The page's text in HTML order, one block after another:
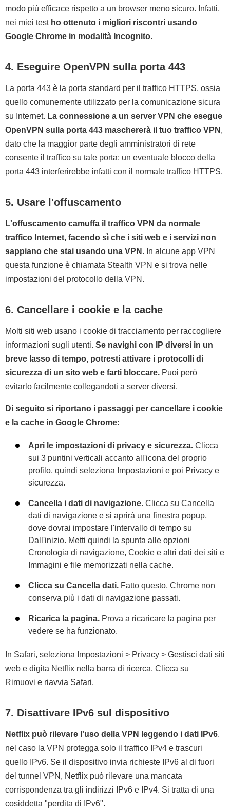
modo più efficace rispetto a un browser meno sicuro. Infatti,
nei miei test ho ottenuto i migliori riscontri usando
Google Chrome in modalità Incognito.
4. Eseguire OpenVPN sulla porta 443
La porta 443 è la porta standard per il traffico HTTPS, ossia
quello comunemente utilizzato per la comunicazione sicura
su Internet. La connessione a un server VPN che esegue
OpenVPN sulla porta 443 maschererà il tuo traffico VPN ,
dato che la maggior parte degli amministratori di rete
consente il traffico su tale porta: un eventuale blocco della
porta 443 interferirebbe infatti con il normale traffico HTTPS.
5. Usare l'offuscamento
L'offuscamento camuffa il traffico VPN da normale
traffico Internet, facendo sì che i siti web e i servizi non
sappiano che stai usando una VPN. In alcune app VPN
questa funzione è chiamata Stealth VPN e si trova nelle
impostazioni del protocollo della VPN.
6. Cancellare i cookie e la cache
Molti siti web usano i cookie di tracciamento per raccogliere
informazioni sugli utenti. Se navighi con IP diversi in un
breve lasso di tempo, potresti attivare i protocolli di
sicurezza di un sito web e farti bloccare. Puoi però
evitarlo facilmente collegandoti a server diversi.
Di seguito si riportano i passaggi per cancellare i cookie
e la cache in Google Chrome:
Apri le impostazioni di privacy e sicurezza. Clicca
sui 3 puntini verticali accanto all'icona del proprio
profilo, quindi seleziona Impostazioni e poi Privacy e
sicurezza.
Cancella i dati di navigazione. Clicca su Cancella
dati di navigazione e si aprirà una finestra popup,
dove dovrai impostare l'intervallo di tempo su
Dall'inizio. Metti quindi la spunta alle opzioni
Cronologia di navigazione, Cookie e altri dati dei siti e
Immagini e file memorizzati nella cache.
Clicca su Cancella dati. Fatto questo, Chrome non
conserva più i dati di navigazione passati.
Ricarica la pagina. Prova a ricaricare la pagina per
vedere se ha funzionato.
In Safari, seleziona Impostazioni > Privacy > Gestisci dati siti
web e digita Netflix nella barra di ricerca. Clicca su
Rimuovi e riavvia Safari.
7. Disattivare IPv6 sul dispositivo
Netflix può rilevare l'uso della VPN leggendo i dati IPv6,
nel caso la VPN protegga solo il traffico IPv4 e trascuri
quello IPv6. Se il dispositivo invia richieste IPv6 al di fuori
del tunnel VPN, Netflix può rilevare una mancata
corrispondenza tra gli indirizzi IPv6 e IPv4. Si tratta di una
cosiddetta "perdita di IPv6".